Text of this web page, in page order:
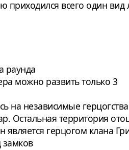
всего один вид
раунда
можно развить только 3
на независимые
Остальная территория
герцогом клана
замков